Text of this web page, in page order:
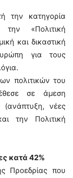
την κατηγορία
«Πολιτική
και δικαστική
για τους
πολιτικών του
σε άμεση
(ανάπτυξη, νέες
την Πολιτική
κατά 42%
Προεδρίας που